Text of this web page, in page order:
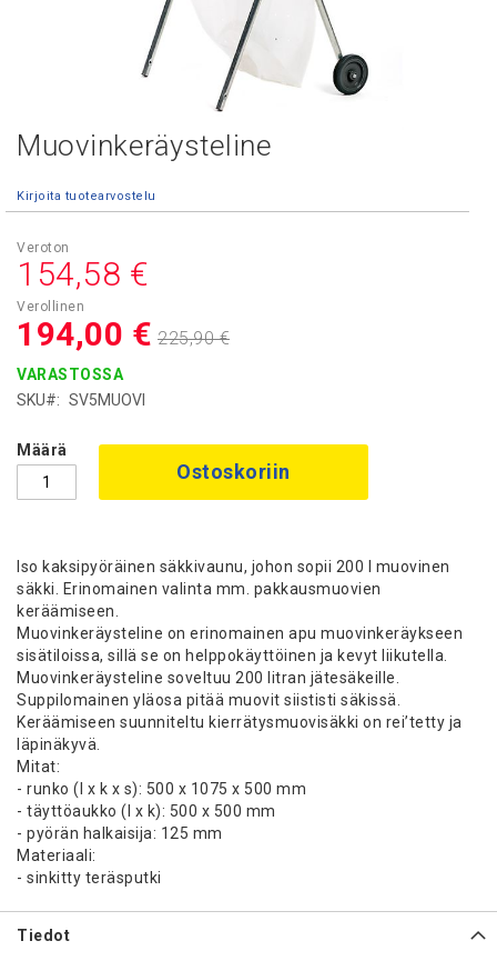
Muovinkeräysteline
Kirjoita tuotearvostelu
Asiakashinta
194,00 €
154,58 €
225,90 €
VARASTOSSA
SKU
SV5MUOVI
Määrä
Ostoskoriin
Iso kaksipyöräinen säkkivaunu, johon sopii 200 l muovinen
säkki. Erinomainen valinta mm. pakkausmuovien
keräämiseen.
Muovinkeräysteline on erinomainen apu muovinkeräykseen
sisätiloissa, sillä se on helppokäyttöinen ja kevyt liikutella.
Muovinkeräysteline soveltuu 200 litran jätesäkeille.
Suppilomainen yläosa pitää muovit siististi säkissä.
Keräämiseen suunniteltu kierrätysmuovisäkki on rei’tetty ja
läpinäkyvä.
Mitat:
- runko (l x k x s): 500 x 1075 x 500 mm
- täyttöaukko (l x k): 500 x 500 mm
- pyörän halkaisija: 125 mm
Materiaali:
- sinkitty teräsputki
Skip
beginning
the
images
Tiedot